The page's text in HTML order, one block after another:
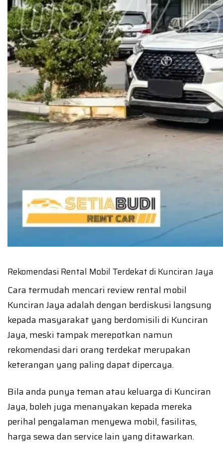
Rekomendasi Rental Mobil Terdekat di Kunciran Jaya
Cara termudah mencari review rental mobil
Kunciran Jaya adalah dengan berdiskusi langsung
kepada masyarakat yang berdomisili di Kunciran
Jaya, meski tampak merepotkan namun
rekomendasi dari orang terdekat merupakan
keterangan yang paling dapat dipercaya.
Bila anda punya teman atau keluarga di Kunciran
Jaya, boleh juga menanyakan kepada mereka
perihal pengalaman menyewa mobil, fasilitas,
harga sewa dan service lain yang ditawarkan.